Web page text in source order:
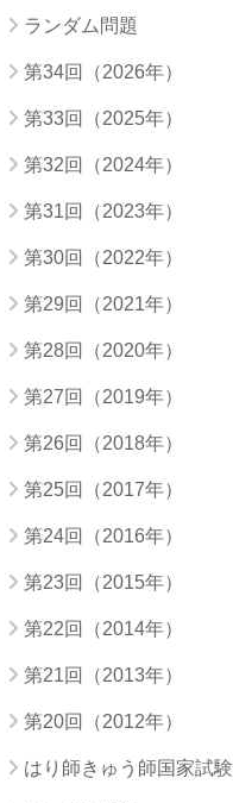
ランダム問題
第34回（2026年）
第33回（2025年）
第32回（2024年）
第31回（2023年）
第30回（2022年）
第29回（2021年）
第28回（2020年）
第27回（2019年）
第26回（2018年）
第25回（2017年）
第24回（2016年）
第23回（2015年）
第22回（2014年）
第21回（2013年）
第20回（2012年）
はり師きゅう師国家試験